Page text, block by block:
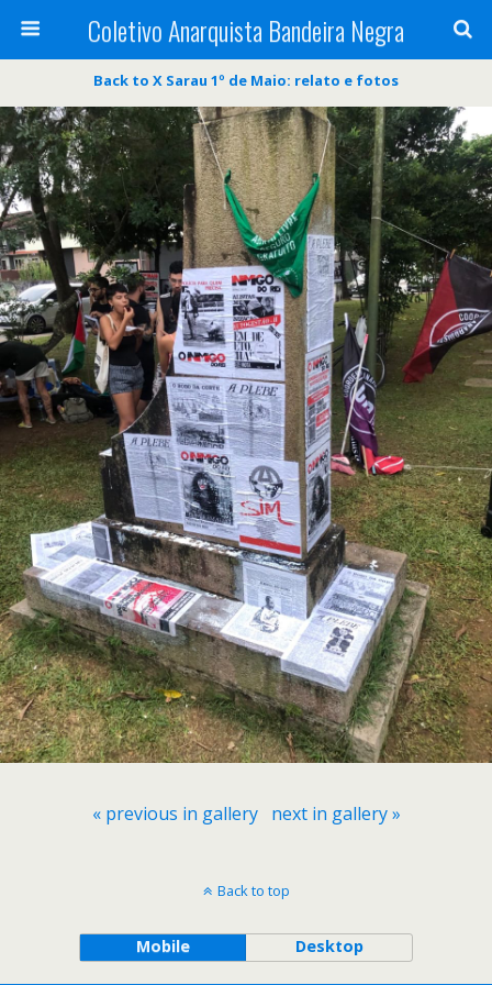
Coletivo Anarquista Bandeira Negra
Back to X Sarau 1º de Maio: relato e fotos
« previous in gallery next in gallery »
Back to top
Mobile Desktop